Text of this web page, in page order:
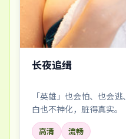
长夜追缉
「英雄」也会怕、也会
白也不神化，脏得真实。
高清
流畅